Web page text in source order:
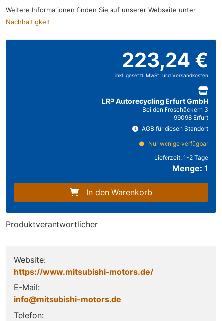
Weitere Informationen finden Sie auf unserer Webseite unter
Nachhaltigkeit
223,24 €
inkl. gesetzl. MwSt. und Versandkosten
LRP Autorecycling Erfurt GmbH
Bei den Froschäckern 3
99098 Erfurt
AGB für diesen Standort
Nur wenige verfügbar
Lieferzeit: 1-2 Tage
Menge: 1
In den Warenkorb
Produktverantwortlicher
Website:
https://www.mitsubishi-motors.de/
E-Mail:
info@mitsubishi-motors.de
Telefon: